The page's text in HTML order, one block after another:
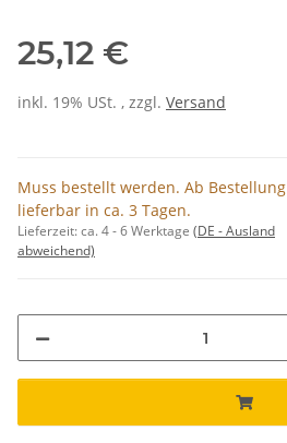
25,12 €
inkl. 19% USt. , zzgl. Versand
Muss bestellt werden. Ab Bestellung
lieferbar in ca. 3 Tagen.
Lieferzeit:ca. 4 - 6 Werktage (DE - Ausland
abweichend)